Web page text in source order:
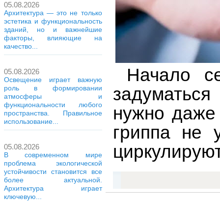
05.08.2026
Архитектура — это не только
эстетика и функциональность
зданий, но и важнейшие
факторы, влияющие на
качество...
05.08.2026
Освещение играет важную
роль в формировании
атмосферы и
функциональности любого
пространства. Правильное
использование...
05.08.2026
В современном мире
проблема экологической
устойчивости становится все
более актуальной.
Архитектура играет
ключевую...
Начало
нужно
гриппа не